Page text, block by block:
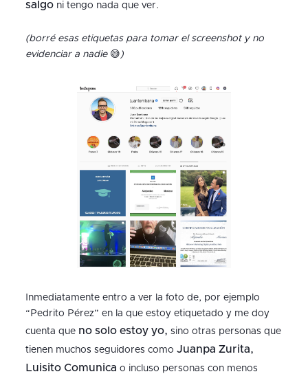
salgoni tengo nada que ver.
(borré esas etiquetas para tomar el screenshot y no
evidenciar a nadie 😅 )
Inmediatamente entro a ver la foto de, por ejemplo
“Pedrito Pérez” en la que estoy etiquetado y me doy
cuenta que no solo estoy yo, sino otras personas que
tienen muchos seguidores como Juanpa Zurita,
Luisito Comunica o incluso personas con menos